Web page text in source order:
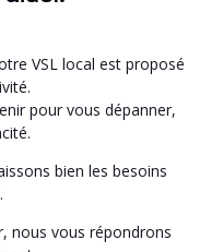
VSL local est proposé
pour vous dépanner,
bien les besoins
nous vous répondrons